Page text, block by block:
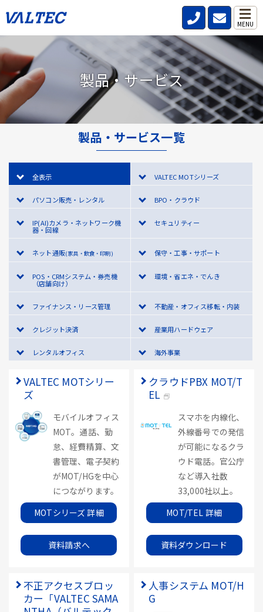
MENU
製品・サービス
製品・サービス一覧
全表示 VALTEC MOTシリーズ
パソコン販売・レンタル BPO・クラウド
IP(AI)カメラ・ネットワーク機
器・回線
セキュリティー
ネット通販(家具・飲食・印刷) 保守・工事・サポート
POS・CRMシステム・券売機
（店舗向け）
環境・省エネ・でんき
ファイナンス・リース管理 不動産・オフィス移転・内装
クレジット決済 産業用ハードウェア
レンタルオフィス 海外事業
VALTEC MOTシリー
ズ
モバイルオフィス
MOT。通話、勤
怠、経費精算、文
書管理、電子契約
がMOT/HGを中心
につながります。
MOTシリーズ 詳細
資料請求へ
クラウドPBX MOT/T
EL
スマホを内線化、
外線番号での発信
が可能になるクラ
ウド電話。官公庁
など導入社数
33,000社以上。
MOT/TEL 詳細
資料ダウンロード
不正アクセスブロッ
カー「VALTEC SAMA
人事システム MOT/H
G